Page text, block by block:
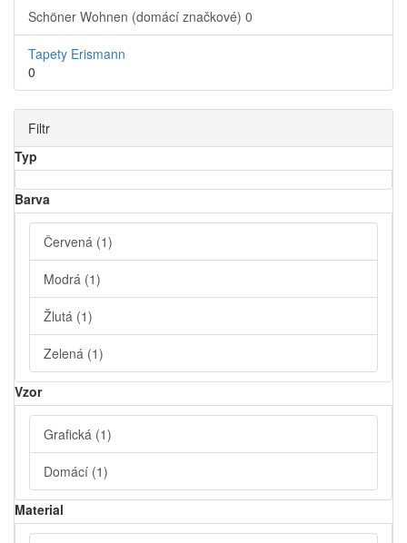
Schöner Wohnen (domácí značkové) 0
Tapety Erismann
0
Filtr
Typ
Barva
Červená (1)
Modrá (1)
Žlutá (1)
Zelená (1)
Vzor
Grafická (1)
Domácí (1)
Material